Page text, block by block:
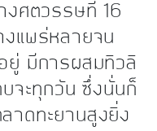
งศตวรรษที่ 16
งแพร่หลายจน
ยู่ มีการผสมทิวลิ
จะทุกวัน ซึ่งนั่นก็
าดทะยานสูงยิ่ง